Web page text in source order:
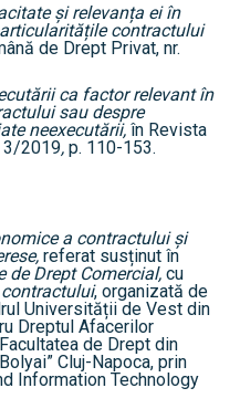
și relevanța ei în
contractului
de Drept Privat, nr.
ca factor relevant în
sau despre
neexecutării, în Revista
3/2019, p. 110-153.
a contractului și
referat susținut în
de Drept Comercial, cu
, organizată de
Universității de Vest din
Dreptul Afacerilor
de Drept din
Cluj-Napoca, prin
Information Technology